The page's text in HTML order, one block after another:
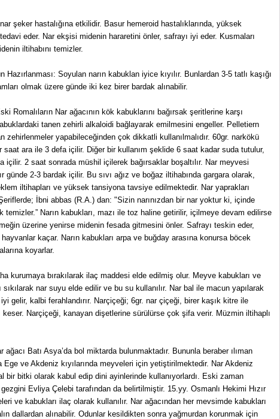
şeker hastalığına etkilidir. Basur hemeroid hastalıklarında, yüksek
eder. Nar ekşisi midenin hararetini önler, safrayı iyi eder. Kusmaları
iltihabını temizler.
Soyulan narın kabuklan iyice kıyılır. Bunlardan 3-5 tatlı kaşığı
olmak üzere günde iki kez birer bardak alınabilir.
Nar ağacının kök kabuklarını bağırsak şeritlerine karşı
tanen zehirli alkaloidi bağlayarak emilmesini engeller. Pelletiern
yapabileceğinden çok dikkatli kullanılmalıdır. 60gr. narkökü
saat ara ile 3 defa içilir. Diğer bir kullanım şeklide 6 saat kadar suda tutulur,
içilir. 2 saat sonrada müshil içilerek bağırsaklar boşaltılır. Nar meyvesi
2-3 bardak içilir. Bu sıvı ağız ve boğaz iltihabında gargara olarak,
iltihapları ve yüksek tansiyona tavsiye edilmektedir. Nar yaprakları
İbni abbas (R.A.) dan: "Sizin narınızdan bir nar yoktur ki, içinde
Narın kabukları, mazı ile toz haline getirilir, içilmeye devam edilirse
üzerine yenirse midenin fesada gitmesini önler. Safrayı teskin eder,
kaçar. Narın kabukları arpa ve buğday arasına konursa böcek
koyarlar.
kurumaya bırakılarak ilaç maddesi elde edilmiş olur. Meyve kabukları ve
nar suyu elde edilir ve bu su kullanılır. Nar bal ile macun yapılarak
gelir, kalbi ferahlandırır. Narçiçeği; 6gr. nar çiçeği, birer kaşık kitre ile
Narçiçeği, kanayan dişetlerine sürülürse çok şifa verir. Müzmin iltihaplı
Batı Asya’da bol miktarda bulunmaktadır. Bununla beraber ılıman
ve Akdeniz kıyılarında meyveleri için yetiştirilmektedir. Nar Akdeniz
bir bitki olarak kabul edip dini ayinlerinde kullanıyorlardı. Eski zaman
Evliya Çelebi tarafından da belirtilmiştir. 15.yy. Osmanlı Hekimi Hızır
ve kabukları ilaç olarak kullanılır. Nar ağacından her mevsimde kabukları
dallardan alınabilir. Odunlar kesildikten sonra yağmurdan korunmak için